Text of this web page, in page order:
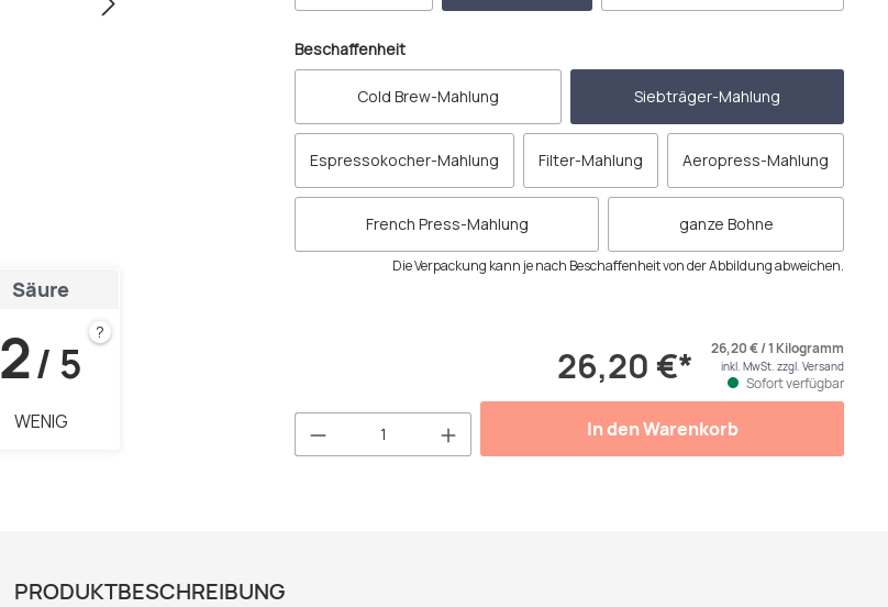
Säure
?
2/ 5
WENIG
Beschaffenheitauswählen
Cold Brew-Mahlung Siebträger-Mahlung
Espressokocher-Mahlung Filter-Mahlung Aeropress-Mahlung
French Press-Mahlung ganze Bohne
Die Verpackung kann je nach Beschaffenheit von der Abbildung abweichen.
Produkt Anzahl: Gib den gewünschten Wert
26,20 €* 26,20 € / 1 Kilogramm
inkl. MwSt. zzgl. Versand
Sofort verfügbar
In den Warenkorb
PRODUKTBESCHREIBUNG